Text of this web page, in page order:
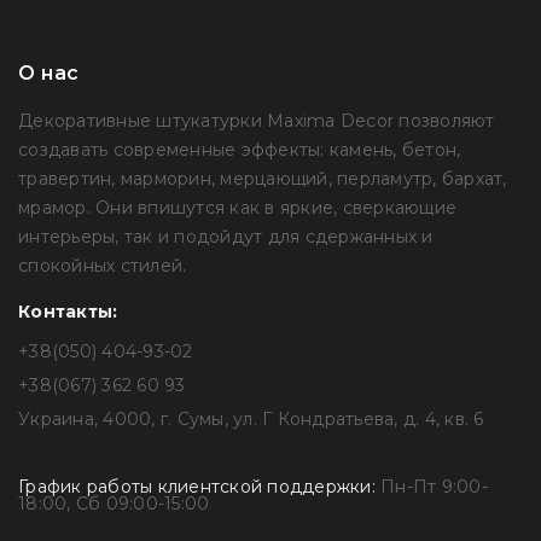
О нас
Декоративные штукатурки Maxima Decor позволяют
создавать современные эффекты: камень, бетон,
травертин, марморин, мерцающий, перламутр, бархат,
мрамор. Они впишутся как в яркие, сверкающие
интерьеры, так и подойдут для сдержанных и
спокойных стилей.
Контакты:
+38(050) 404-93-02
+38(067) 362 60 93
Украина, 4000, г. Сумы, ул. Г Кондратьева, д. 4, кв. 6
График работы клиентской поддержки: Пн-Пт 9:00-
18:00, Сб 09:00-15:00